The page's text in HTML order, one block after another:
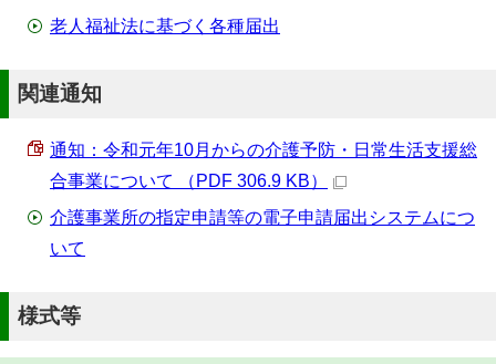
老人福祉法に基づく各種届出
関連通知
通知：令和元年10月からの介護予防・日常生活支援総
合事業について （PDF 306.9 KB）
介護事業所の指定申請等の電子申請届出システムにつ
いて
様式等